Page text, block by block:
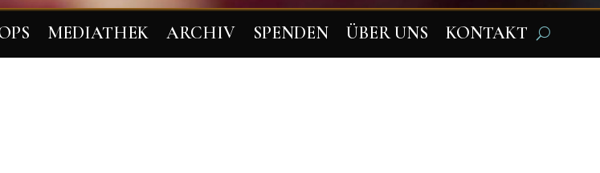
MEDIATHEK ARCHIV SPENDEN ÜBER UNS KONTAKT